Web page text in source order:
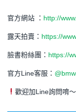
官方網站 ： http://
露天拍賣： https://
臉書粉絲團： https://
官方Line客服：
歡迎加Line詢問唷～